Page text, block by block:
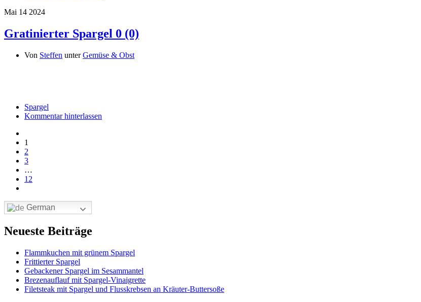
Mai 14 2024
Gratinierter Spargel 0 (0)
Von Steffen unterGemüse & Obst
Spargel
Kommentar hinterlassen
1
2
3
…
12
German
Neueste Beiträge
Flammkuchen mit grünem Spargel
Frittierter Spargel
Gebackener Spargel im Sesammantel
Brezenauflauf mit Spargel-Vinaigrette
Filetsteak mit Spargel und Flusskrebsen an Kräuter-Buttersoße